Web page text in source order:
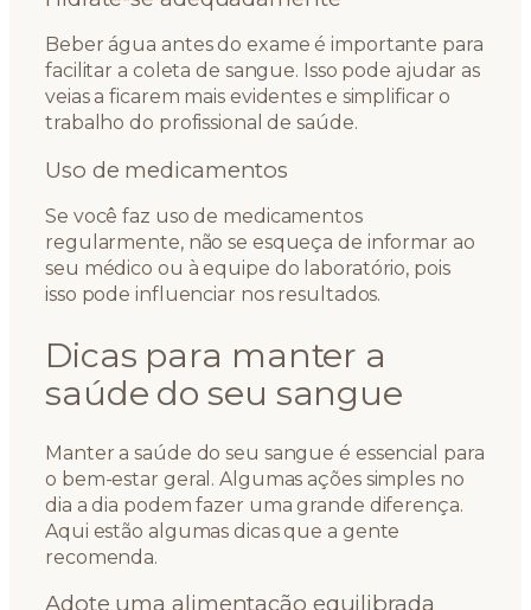
Beber água antes do exame é importante para
facilitar a coleta de sangue. Isso pode ajudar as
veias a ficarem mais evidentes e simplificar o
trabalho do profissional de saúde.
Uso de medicamentos
Se você faz uso de medicamentos
regularmente, não se esqueça de informar ao
seu médico ou à equipe do laboratório, pois
isso pode influenciar nos resultados.
Dicas para manter a
saúde do seu sangue
Manter a saúde do seu sangue é essencial para
o bem-estar geral. Algumas ações simples no
dia a dia podem fazer uma grande diferença.
Aqui estão algumas dicas que a gente
recomenda.
Adote uma alimentação equilibrada